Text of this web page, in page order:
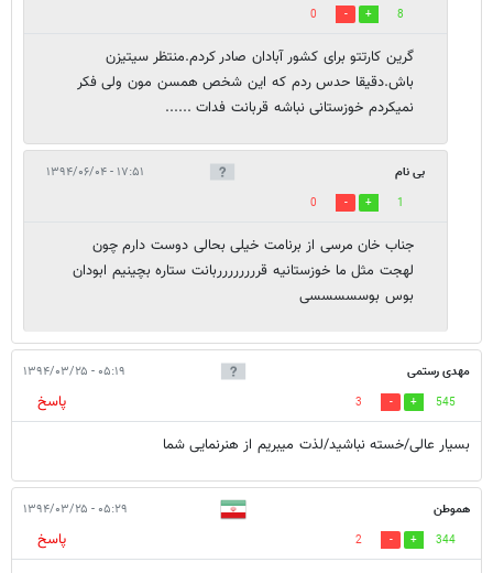
8
0
گرین کارتتو برای کشور آبادان صادر کردم.منتظر سیتیزن
باش.دقیقا حدس ردم که این شخص همسن مون ولی فکر
نمیکردم خوزستانی نباشه قربانت فدات ......
بی نام ۱۷:۵۱ - ۱۳۹۴/۰۶/۰۴
1
0
جناب خان مرسی از برنامت خیلی بحالی دوست دارم چون
لهجت مثل ما خوزستانیه قرررررررربانت ستاره بچینیم ابودان
بوس بوسسسسسی
مهدی رستمی ۰۵:۱۹ - ۱۳۹۴/۰۳/۲۵
545
3
پاسخ
بسیار عالی/خسته نباشید/لذت میبریم از هنرنمایی شما
هموطن ۰۵:۲۹ - ۱۳۹۴/۰۳/۲۵
344
2
پاسخ